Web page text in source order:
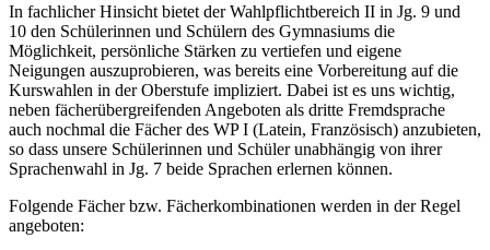
In fachlicher Hinsicht bietet der Wahlpflichtbereich II in Jg. 9 und
10 den Schülerinnen und Schülern des Gymnasiums die
Möglichkeit, persönliche Stärken zu vertiefen und eigene
Neigungen auszuprobieren, was bereits eine Vorbereitung auf die
Kurswahlen in der Oberstufe impliziert. Dabei ist es uns wichtig,
neben fächerübergreifenden Angeboten als dritte Fremdsprache
auch nochmal die Fächer des WP I (Latein, Französisch) anzubieten,
so dass unsere Schülerinnen und Schüler unabhängig von ihrer
Sprachenwahl in Jg. 7 beide Sprachen erlernen können.
Folgende Fächer bzw. Fächerkombinationen werden in der Regel
angeboten: